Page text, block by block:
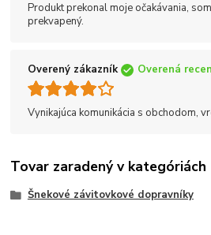
Produkt prekonal moje očakávania,
prekvapený.
Overený zákazník Overená
Vynikajúca komunikácia s obchodom,
Tovar zaradený v kategóriách
Šnekové závitovkové dopravníky